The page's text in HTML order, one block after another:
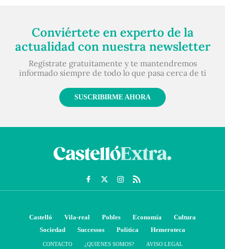
Conviértete en experto de la
actualidad con nuestra newsletter
Regístrate gratuitamente y te mantendremos
informado siempre de todo lo que pasa cerca de ti
SUSCRIBIRME AHORA
Castelló Vila-real Pobles Economía
Cultura
Sociedad
Successos Política Hemeroteca
CONTACTO ¿QUIENES SOMOS?
AVISO LEGAL